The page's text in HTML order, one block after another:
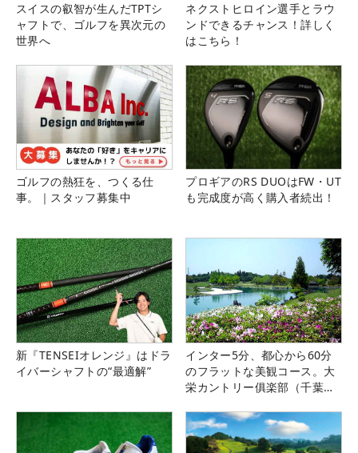
スイスの叡智が生んだTPTシ
ャフトで、ゴルフを異次元の
世界へ
ネクストヒロイン選手とラウ
ンドできるチャンス！詳しく
はこちら！
ゴルフの熱狂を、つくる仕
事。｜スタッフ募集中
プロギアのRS DUOはFW・UT
も完成度が高く購入者続出！
新『TENSEIオレンジ』はドラ
イバーシャフトの“最適解”
インター5分、都心から60分
のフラットな美観コース。大
栄カントリー俱楽部（千葉